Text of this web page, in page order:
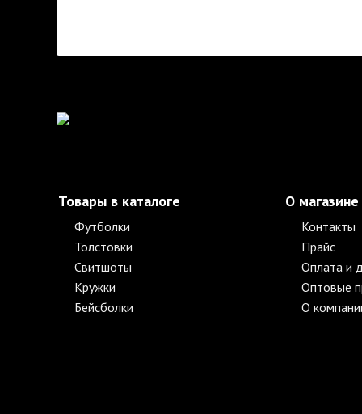
Товары в каталоге
Футболки
Толстовки
Свитшоты
Кружки
Бейсболки
О магазине
Контакты
Прайс
Оплата и
Оптовые
О